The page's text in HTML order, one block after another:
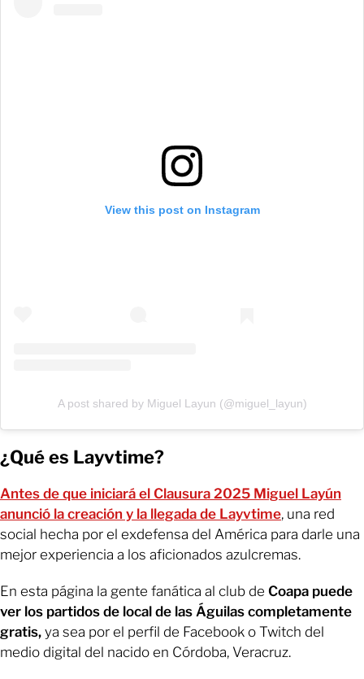
View this post on Instagram
A post shared by Miguel Layun (@miguel_layun)
¿Qué es Layvtime?
Antes de que iniciará el Clausura 2025 Miguel Layún
anunció la creación y la llegada de Layvtime, una red
social hecha por el exdefensa del América para darle una
mejor experiencia a los aficionados azulcremas.
En esta página la gente fanática al club de Coapa puede
ver los partidos de local de las Águilas completamente
gratis, ya sea por el perfil de Facebook o Twitch del
medio digital del nacido en Córdoba, Veracruz.